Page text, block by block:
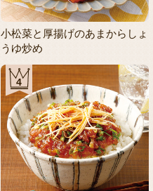
小松菜と厚揚げのあまからしょ
うゆ炒め
4